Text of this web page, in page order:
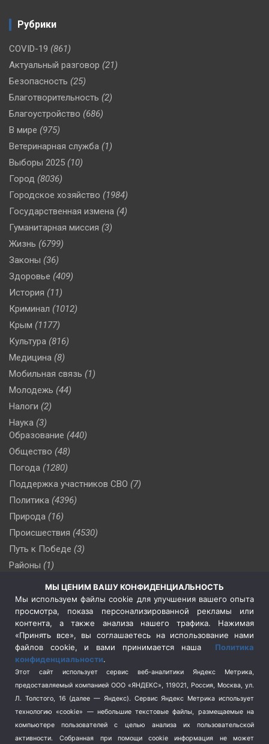
Рубрики
COVID-19 (861)
Актуальный разговор (21)
Безопасность (25)
Благотворительность (2)
Благоустройство (686)
В мире (975)
Ветеринарная служба (1)
Выборы 2025 (10)
Город (8036)
Городское хозяйство (1984)
Государственная измена (4)
Гуманитарная миссия (3)
Жизнь (6799)
Законы (36)
Здоровье (409)
История (11)
Криминал (1012)
Крым (1177)
Культура (816)
Медицина (8)
Мобильная связь (1)
Молодежь (44)
Налоги (2)
Наука (3)
Образование (440)
Общество (48)
Погода (1280)
Поддержка участников СВО (7)
Политика (4396)
Природа (16)
Происшествия (4530)
Путь к Победе (3)
Районы (1)
(510)
Сельское хозяйство (3)
Социальная политика
(3)
Спецоперация в Украине
Спецоперация на Украине
(404)
Спорт (740)
Терроризм (1)
Транспорт (262)
Туризм (178)
МЫ ЦЕНИМ ВАШУ КОНФИДЕНЦИАЛЬНОСТЬ
Мы используем файлы cookie для улучшения вашего опыта
просмотра, показа персонализированной рекламы или
контента, а также анализа нашего трафика. Нажимая
«Принять все», вы соглашаетесь на использование нами
файлов cookie, и вами принимается наша Политика
конфиденциальности.
Этот сайт использует сервис веб-аналитики Яндекс Метрика,
предоставляемый компанией ООО «ЯНДЕКС», 119021, Россия, Москва, ул.
Л. Толстого, 16 (далее — Яндекс). Сервис Яндекс Метрика использует
технологию «cookie» — небольшие текстовые файлы, размещаемые на
компьютере пользователей с целью анализа их пользовательской
активности.
Собранная при помощи cookie информация не может